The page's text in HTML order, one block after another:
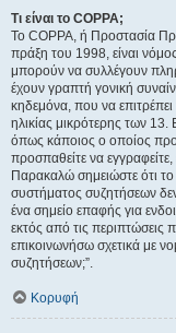
Τι είναι το COPPA;
Το COPPA, ή Προστασία
πράξη του 1998, είναι
μπορούν να συλλέγουν
έχουν γραπτή γονική
κηδεμόνα, που να
ηλικίας μικρότερης των 13.
όπως κάποιος ο οποίος
προσπαθείτε να
Παρακαλώ σημειώστε ότι
συστήματος συζητήσεων
ένα σημείο επαφής για
εκτός από τις
επικοινωνήσω σχετικά με
συζητήσεων;”.
Κορυφή